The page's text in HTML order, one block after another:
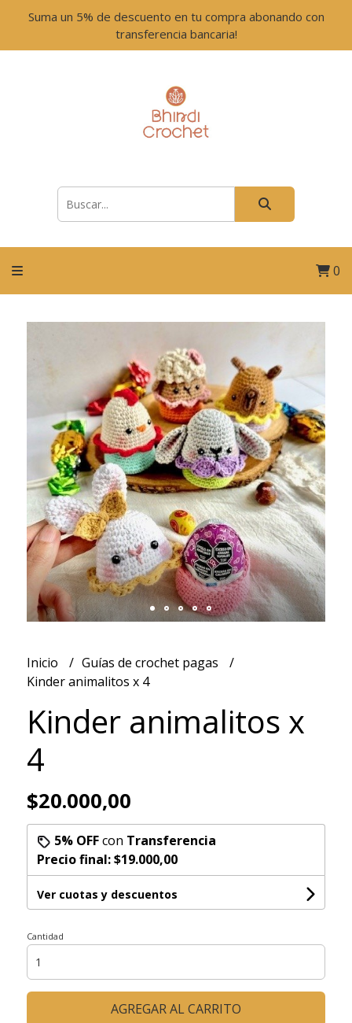
Suma un 5% de descuento en tu compra abonando con
transferencia bancaria!
0
Inicio
Guías de crochet pagas
Kinder animalitos x 4
Kinder animalitos x
4
$20.000,00
5% OFFcon Transferencia
Precio final:$19.000,00
Ver cuotas y descuentos
Cantidad
AGREGAR AL CARRITO